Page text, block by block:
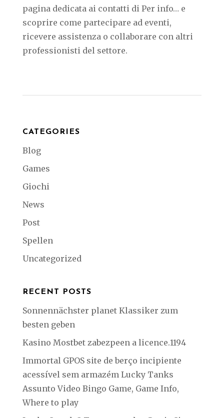
pagina dedicata ai contatti di Per info… e
scoprire come partecipare ad eventi,
ricevere assistenza o collaborare con altri
professionisti del settore.
CATEGORIES
Blog
Games
Giochi
News
Post
Spellen
Uncategorized
RECENT POSTS
Sonnennächster planet Klassiker zum
besten geben
Kasino Mostbet zabezpeen a licence.1194
Immortal GPOS site de berço incipiente
acessível sem armazém Lucky Tanks
Assunto Video Bingo Game, Game Info,
Where to play